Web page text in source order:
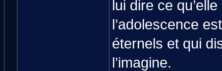
lui dire ce
l’adolescence
éternels et qui
l’imagine.